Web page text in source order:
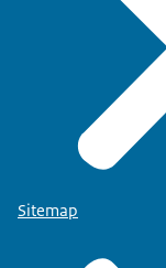
Sitemap